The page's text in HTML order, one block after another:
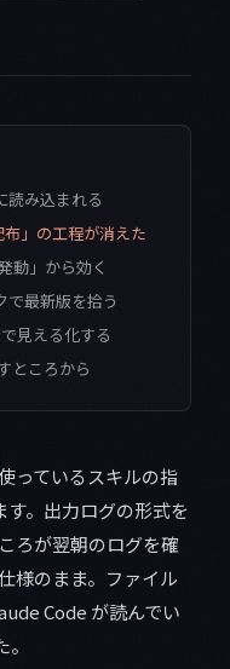
読み込まれる
」の工程が消えた
動」から効く
最新版を拾う
見える化する
ところから
っているスキルの指
。出力ログの形式を
ろが翌朝のログを確
様のまま。ファイル
Code が読んでい